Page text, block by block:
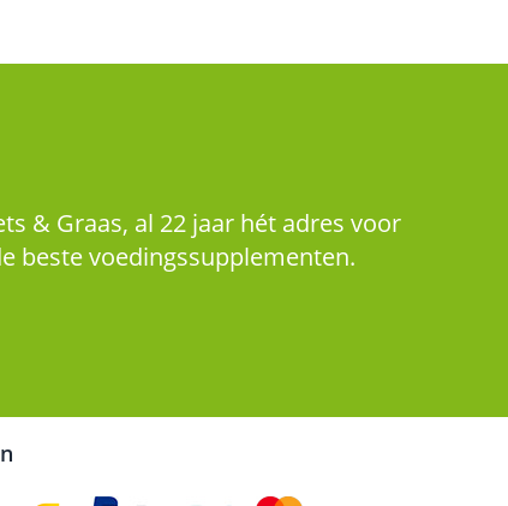
& Graas, al 22 jaar hét adres voor
beste voedingssupplementen.